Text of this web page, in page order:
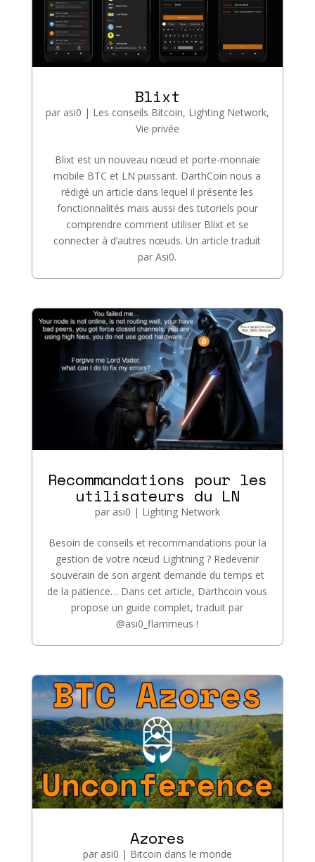
Blixt
par asi0 | Les conseils Bitcoin, Lighting Network,
Vie privée
Blixt est un nouveau nœud et porte-monnaie
mobile BTC et LN puissant. DarthCoin nous a
rédigé un article dans lequel il présente les
fonctionnalités mais aussi des tutoriels pour
comprendre comment utiliser Blixt et se
connecter à d’autres nœuds. Un article traduit
par Asi0.
Recommandations pour les
utilisateurs du LN
par asi0 | Lighting Network
Besoin de conseils et recommandations pour la
gestion de votre nœud Lightning ? Redevenir
souverain de son argent demande du temps et
de la patience… Dans cet article, Darthcoin vous
propose un guide complet, traduit par
@asi0_flammeus !
Azores
par asi0 | Bitcoin dans le monde